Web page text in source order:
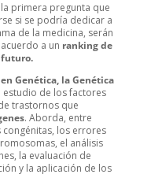
la primera pregunta que
si se podría dedicar a
de la medicina, serán
a un ranking de
futuro.
Genética, la Genética
estudio de los factores
trastornos que
. Aborda, entre
los errores
el análisis
la evaluación de
y la aplicación de los